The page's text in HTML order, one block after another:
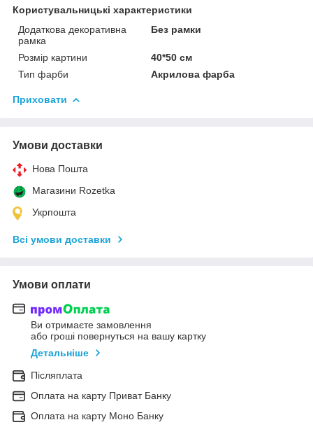
Користувальницькі характеристики
Додаткова декоративна
рамка
Без рамки
Розмір картини
40*50 см
Тип фарби
Акрилова фарба
Приховати
Умови доставки
Нова Пошта
Магазини Rozetka
Укрпошта
Всі умови доставки
Умови оплати
Ви отримаєте замовлення
або гроші повернуться на вашу картку
Детальніше
Післяплата
Оплата на карту Приват Банку
Оплата на карту Моно Банку